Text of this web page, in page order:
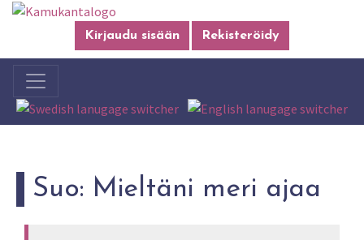
Kirjaudu sisään Rekisteröidy
Suo: Mieltäni meri ajaa